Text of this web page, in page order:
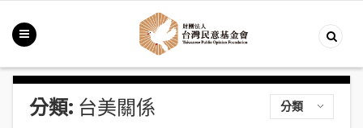
分類: 台美關係 分類